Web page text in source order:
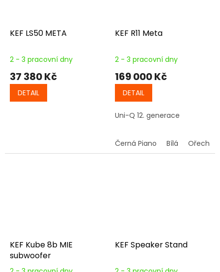
KEF LS50 META
2 - 3 pracovní dny
37 380 Kč
DETAIL
KEF R11 Meta
2 - 3 pracovní dny
169 000 Kč
DETAIL
Uni-Q 12. generace
Černá Piano Bílá Ořech
KEF Kube 8b MIE
subwoofer
KEF Speaker Stand